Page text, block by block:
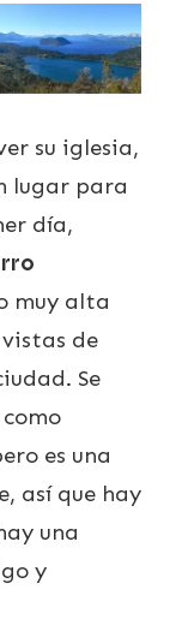
su iglesia,
lugar para
día,
muy alta
de
Se
es una
así que hay
una
y